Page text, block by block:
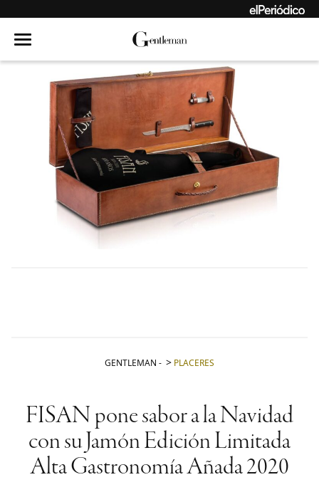
GENTLEMAN - PLACERES
FISAN pone sabor a la Navidad
con su Jamón Edición Limitada
Alta Gastronomía Añada 2020